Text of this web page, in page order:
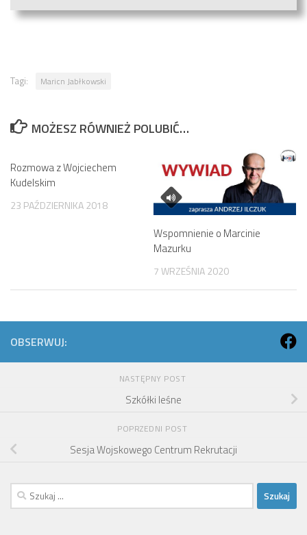
Tagi: Maricn Jabłkowski
MOŻESZ RÓWNIEŻ POLUBIĆ…
Rozmowa z Wojciechem
Kudelskim
23 PAŹDZIERNIKA 2018
Wspomnienie o Marcinie
Mazurku
7 WRZEŚNIA 2020
OBSERWUJ:
NASTĘPNY POST
Szkółki leśne
POPRZEDNI POST
Sesja Wojskowego Centrum Rekrutacji
Szukaj: